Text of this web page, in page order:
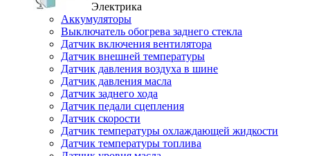
Электрика
Аккумуляторы
Выключатель обогрева заднего стекла
Датчик включения вентилятора
Датчик внешней температуры
Датчик давления воздуха в шине
Датчик давления масла
Датчик заднего хода
Датчик педали сцепления
Датчик скорости
Датчик температуры охлаждающей жидкости
Датчик температуры топлива